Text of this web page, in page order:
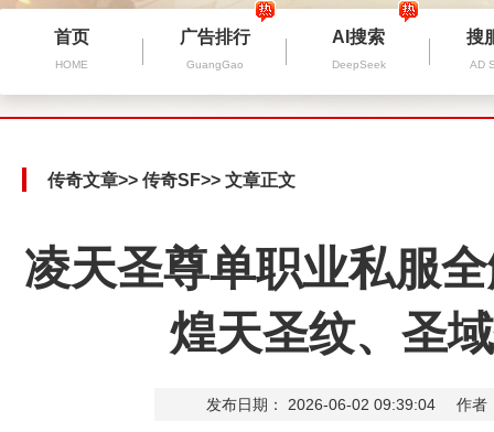
首页
HOME
广告排行
GuangGao
AI搜索
DeepSeek
搜
AD
传奇文章>> 传奇SF>> 文章正文
凌天圣尊单职业私服
煌天圣纹、圣
发布日期： 2026-06-02 09:39:04 作者